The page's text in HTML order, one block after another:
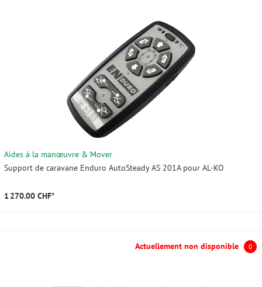
Aides à la manœuvre & Mover
Support de caravane Enduro AutoSteady AS 201A pour AL-KO
1 270.00 CHF*
Actuellement non disponible 0